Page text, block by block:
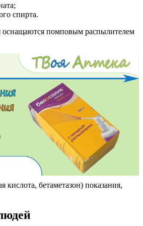
спирта.
оснащаются помповым распылителем
кислота, бетаметазон) показания,